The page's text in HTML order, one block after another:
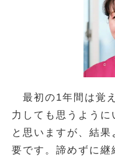
最初の1年間は覚
力しても思うよう
と思いますが、結
要です。諦めずに継